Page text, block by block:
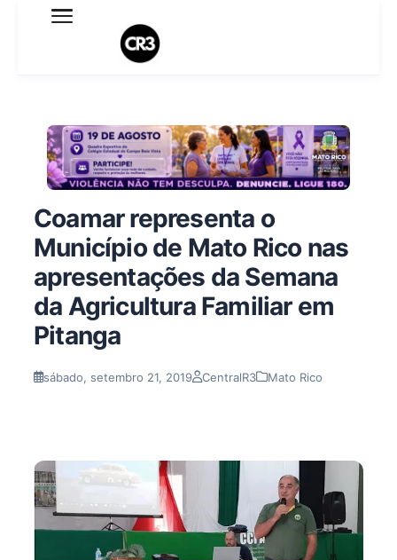
Expediente
Termo de Uso
Sobre o blog
Coamar representa o
Município de Mato Rico nas
apresentações da Semana
da Agricultura Familiar em
Pitanga
sábado, setembro 21, 2019 CentralR3 Mato Rico